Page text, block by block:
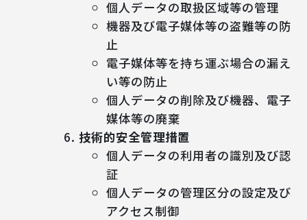
個人データの取扱区域等の管理
機器及び電子媒体等の盗難等の防
止
電子媒体等を持ち運ぶ場合の漏え
い等の防止
個人データの削除及び機器、電子
媒体等の廃棄
技術的安全管理措置
個人データの利用者の識別及び認
証
個人データの管理区分の設定及び
アクセス制御